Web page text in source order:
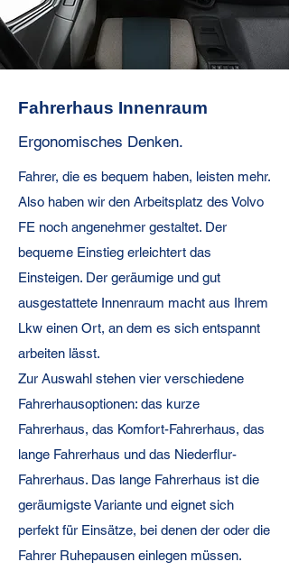
Fahrerhaus Innenraum
Ergonomisches Denken.
Fahrer, die es bequem haben, leisten mehr.
Also haben wir den Arbeitsplatz des Volvo
FE noch angenehmer gestaltet. Der
bequeme Einstieg erleichtert das
Einsteigen. Der geräumige und gut
ausgestattete Innenraum macht aus Ihrem
Lkw einen Ort, an dem es sich entspannt
arbeiten lässt.
Zur Auswahl stehen vier verschiedene
Fahrerhausoptionen: das kurze
Fahrerhaus, das Komfort-Fahrerhaus, das
lange Fahrerhaus und das Niederflur-
Fahrerhaus. Das lange Fahrerhaus ist die
geräumigste Variante und eignet sich
perfekt für Einsätze, bei denen der oder die
Fahrer Ruhepausen einlegen müssen.